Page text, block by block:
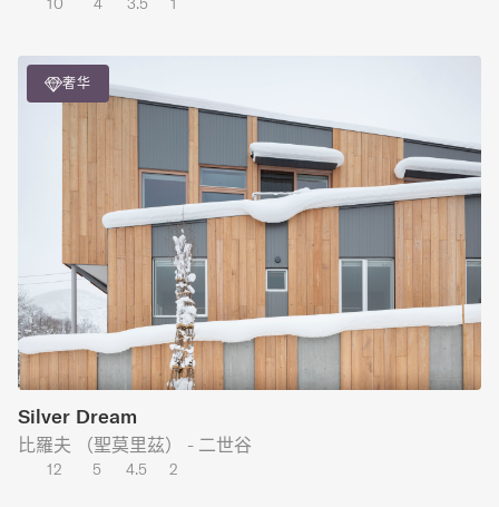
奢华
Silver Dream
比羅夫 （聖莫里茲） - 二世谷
12 5 4.5 2